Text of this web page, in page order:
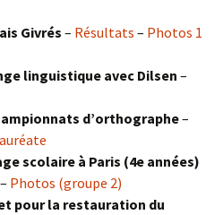
Givrés– Résultats – Photos 1
linguistique avec Dilsen –
d’orthographe–
scolaire à Paris (4e années)
– Photos (groupe 2)
pour la restauration du